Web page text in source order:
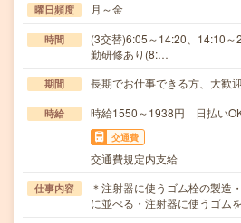
曜日頻度 月～金
時間
(3交替)6:05～14:20、14:10
勤研修あり(8:…
期間 長期でお仕事できる方、大歓
時給 時給1550～1938円 日払い
交通費
交通費規定内支給
仕事内容
＊注射器に使うゴム栓の製造
に並べる・注射器に使うゴ